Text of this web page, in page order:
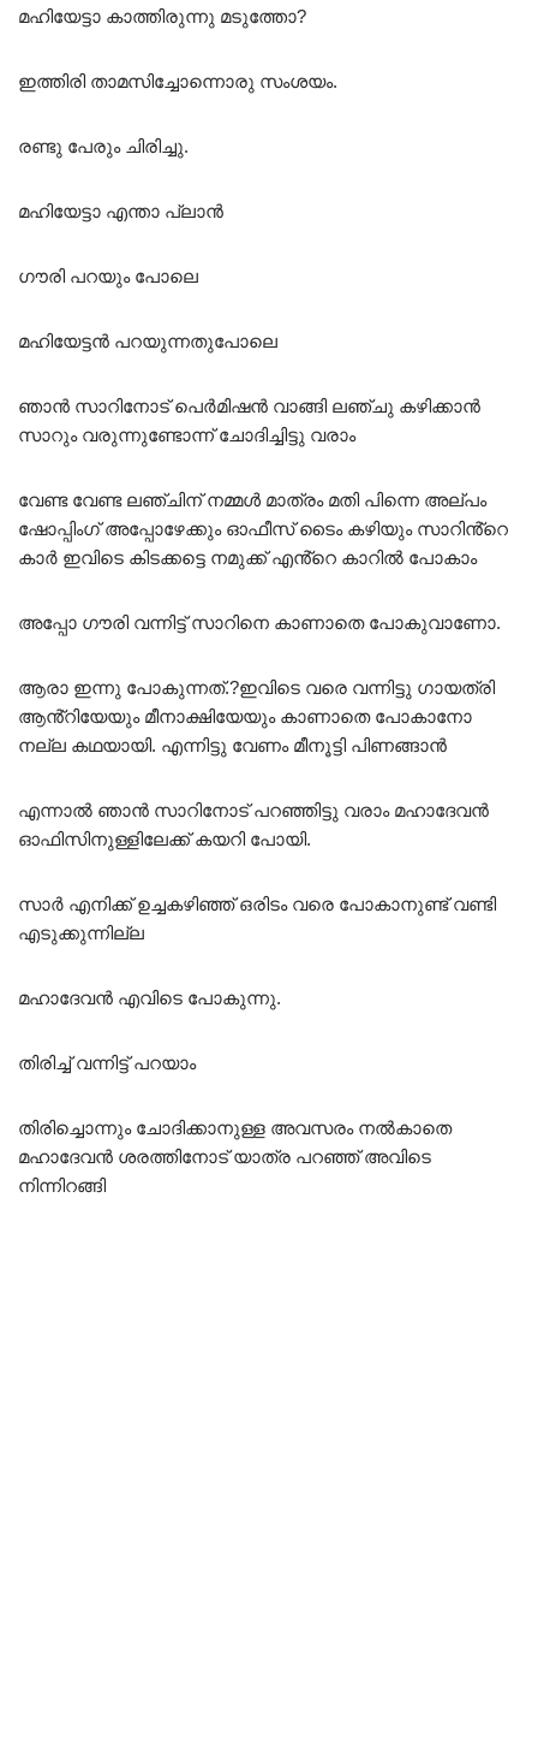
മഹിയേട്ടാ കാത്തിരുന്നു മടുത്തോ?
ഇത്തിരി താമസിച്ചോന്നൊരു സംശയം.
രണ്ടു പേരും ചിരിച്ചു.
മഹിയേട്ടാ എന്താ പ്ലാൻ
ഗൗരി പറയും പോലെ
മഹിയേട്ടൻ പറയുന്നതുപോലെ
ഞാൻ സാറിനോട് പെർമിഷൻ വാങ്ങി ലഞ്ചു കഴിക്കാൻ
സാറും വരുന്നുണ്ടോന്ന് ചോദിച്ചിട്ടു വരാം
വേണ്ട വേണ്ട ലഞ്ചിന് നമ്മൾ മാത്രം മതി പിന്നെ അല്പം
ഷോപ്പിംഗ് അപ്പോഴേക്കും ഓഫീസ് ടൈം കഴിയും സാറിൻ്റെ
കാർ ഇവിടെ കിടക്കട്ടെ നമുക്ക് എൻ്റെ കാറിൽ പോകാം
അപ്പോ ഗൗരി വന്നിട്ട് സാറിനെ കാണാതെ പോകുവാണോ.
ആരാ ഇന്നു പോകുന്നത്.?ഇവിടെ വരെ വന്നിട്ടു ഗായത്രി
ആൻ്റിയേയും മീനാക്ഷിയേയും കാണാതെ പോകാനോ
നല്ല കഥയായി. എന്നിട്ടു വേണം മീനൂട്ടി പിണങ്ങാൻ
എന്നാൽ ഞാൻ സാറിനോട് പറഞ്ഞിട്ടു വരാം മഹാദേവൻ
ഓഫിസിനുള്ളിലേക്ക് കയറി പോയി.
സാർ എനിക്ക് ഉച്ചകഴിഞ്ഞ് ഒരിടം വരെ പോകാനുണ്ട് വണ്ടി
എടുക്കുന്നില്ല
മഹാദേവൻ എവിടെ പോകുന്നു.
തിരിച്ച് വന്നിട്ട് പറയാം
തിരിച്ചൊന്നും ചോദിക്കാനുള്ള അവസരം നൽകാതെ
മഹാദേവൻ ശരത്തിനോട് യാത്ര പറഞ്ഞ് അവിടെ
നിന്നിറങ്ങി